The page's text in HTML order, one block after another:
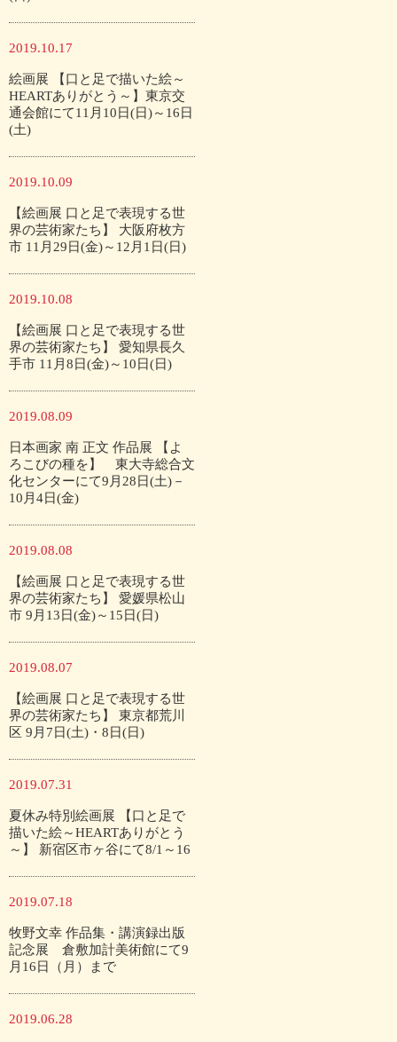
2019.10.17
絵画展 【口と足で描いた絵～
HEARTありがとう～】東京交
通会館にて11月10日(日)～16日
(土)
2019.10.09
【絵画展 口と足で表現する世
界の芸術家たち】 大阪府枚方
市 11月29日(金)～12月1日(日)
2019.10.08
【絵画展 口と足で表現する世
界の芸術家たち】 愛知県長久
手市 11月8日(金)～10日(日)
2019.08.09
日本画家 南 正文 作品展 【よ
ろこびの種を】 東大寺総合文
化センターにて9月28日(土)－
10月4日(金)
2019.08.08
【絵画展 口と足で表現する世
界の芸術家たち】 愛媛県松山
市 9月13日(金)～15日(日)
2019.08.07
【絵画展 口と足で表現する世
界の芸術家たち】 東京都荒川
区 9月7日(土)・8日(日)
2019.07.31
夏休み特別絵画展 【口と足で
描いた絵～HEARTありがとう
～】 新宿区市ヶ谷にて8/1～16
2019.07.18
牧野文幸 作品集・講演録出版
記念展 倉敷加計美術館にて9
月16日（月）まで
2019.06.28